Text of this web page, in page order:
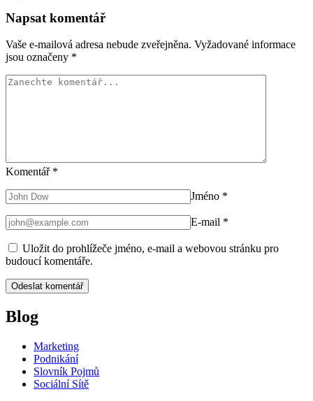
Napsat komentář
Vaše e-mailová adresa nebude zveřejněna. Vyžadované informace
jsou označeny *
Komentář *
Jméno *
E-mail *
Uložit do prohlížeče jméno, e-mail a webovou stránku pro
budoucí komentáře.
Blog
Marketing
Podnikání
Slovník Pojmů
Sociální Sítě